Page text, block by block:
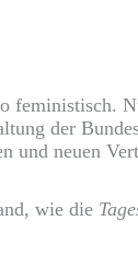
feministisch.
der
und neuen
wie die